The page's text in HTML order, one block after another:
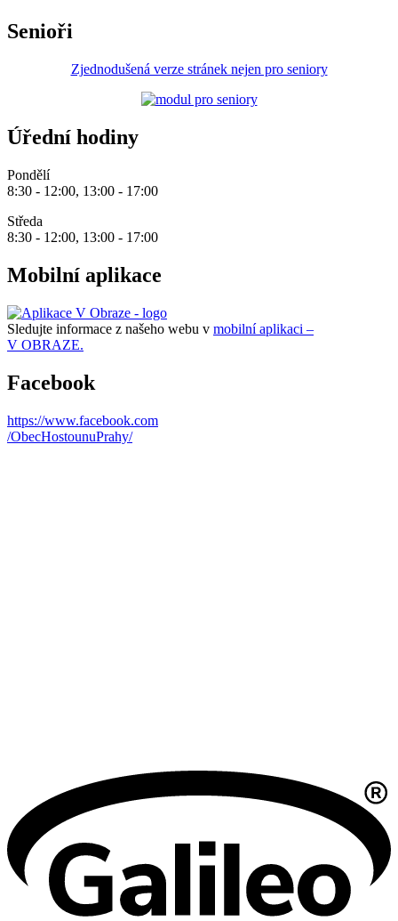
Senioři
Zjednodušená verze stránek nejen pro seniory
Úřední hodiny
Pondělí
8:30 - 12:00, 13:00 - 17:00
Středa
8:30 - 12:00, 13:00 - 17:00
Mobilní aplikace
Sledujte informace z našeho webu v mobilní aplikaci –
V OBRAZE.
Facebook
https://www.facebook.com
/ObecHostounuPrahy/